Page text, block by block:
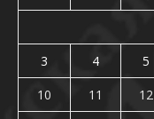
3
4 5
10
11 12